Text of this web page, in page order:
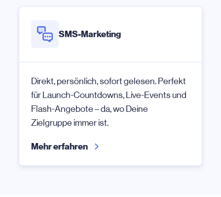
SMS-Marketing
Direkt, persönlich, sofort gelesen. Perfekt
für Launch-Countdowns, Live-Events und
Flash-Angebote – da, wo Deine
Zielgruppe immer ist.
Mehr erfahren